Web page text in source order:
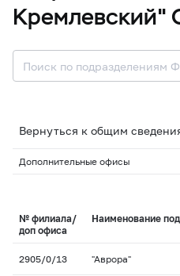
Вернуться к общим
Дополнительные офисы
№ филиала/
доп офиса
Наименование
2905/0/13 "Аврора"